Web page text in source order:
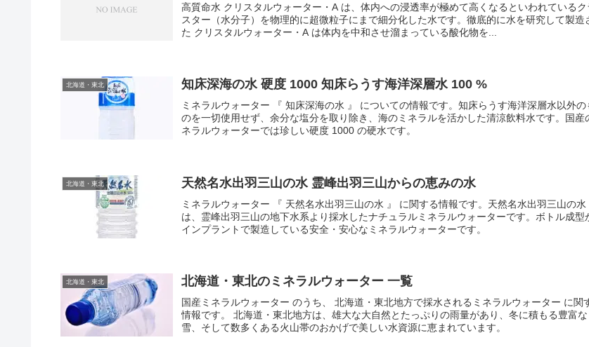
高質命水 クリスタルウォーター・A は、体内への浸透率が極めて高くなるといわれているク
スター（水分子）を物理的に超微粒子にまで細分化した水です。徹底的に水を研究して製造
た クリスタルウォーター・A は体内を中和させ溜まっている酸化物を...
北海道・東北 知床深海の水 硬度 1000 知床らうす海洋深層水 100 %
ミネラルウォーター 『 知床深海の水 』 についての情報です。知床らうす海洋深層水以外の
のを一切使用せず、余分な塩分を取り除き、海のミネラルを活かした清涼飲料水です。国産
ネラルウォーターでは珍しい硬度 1000 の硬水です。
北海道・東北 天然名水出羽三山の水 霊峰出羽三山からの恵みの水
ミネラルウォーター 『 天然名水出羽三山の水 』 に関する情報です。天然名水出羽三山の水
は、霊峰出羽三山の地下水系より採水したナチュラルミネラルウォーターです。ボトル成型
インプラントで製造している安全・安心なミネラルウォーターです。
北海道・東北 北海道・東北のミネラルウォーター 一覧
国産ミネラルウォーター のうち、 北海道・東北地方で採水されるミネラルウォーター に関
情報です。 北海道・東北地方は、雄大な大自然とたっぷりの雨量があり、冬に積もる豊富な
雪、そして数多くある火山帯のおかげで美しい水資源に恵まれています。